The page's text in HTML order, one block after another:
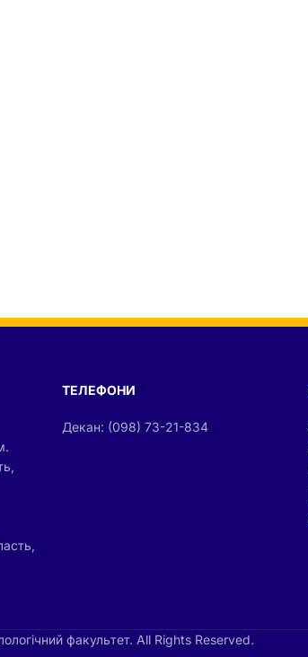
ТЕЛЕФОНИ
Декан: (098) 73-21-834
факультет. All Rights Reserved.